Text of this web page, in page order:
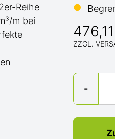
Reihe
m bei
●
ZZGL.
-
Menge